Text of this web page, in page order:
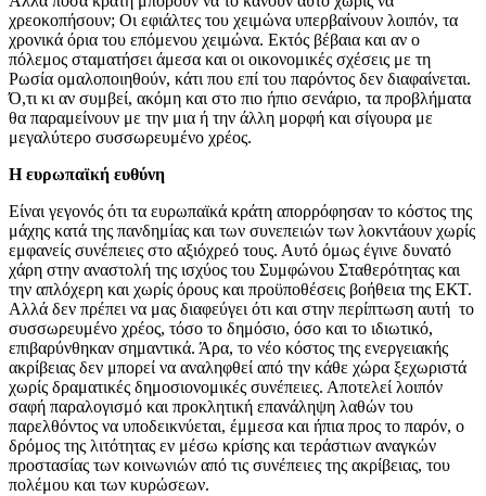
χρεοκοπήσουν; Οι εφιάλτες του χειμώνα υπερβαίνουν λοιπόν, τα
χρονικά όρια του επόμενου χειμώνα. Εκτός βέβαια και αν ο
πόλεμος σταματήσει άμεσα και οι οικονομικές σχέσεις με τη
Ρωσία ομαλοποιηθούν, κάτι που επί του παρόντος δεν διαφαίνεται.
Ό,τι κι αν συμβεί, ακόμη και στο πιο ήπιο σενάριο, τα προβλήματα
θα παραμείνουν με την μια ή την άλλη μορφή και σίγουρα με
μεγαλύτερο συσσωρευμένο χρέος.
Η ευρωπαϊκή ευθύνη
Είναι γεγονός ότι τα ευρωπαϊκά κράτη απορρόφησαν το κόστος της
μάχης κατά της πανδημίας και των συνεπειών των λοκντάουν χωρίς
εμφανείς συνέπειες στο αξιόχρεό τους. Αυτό όμως έγινε δυνατό
χάρη στην αναστολή της ισχύος του Συμφώνου Σταθερότητας και
την απλόχερη και χωρίς όρους και προϋποθέσεις βοήθεια της ΕΚΤ.
Αλλά δεν πρέπει να μας διαφεύγει ότι και στην περίπτωση αυτή το
συσσωρευμένο χρέος, τόσο το δημόσιο, όσο και το ιδιωτικό,
επιβαρύνθηκαν σημαντικά. Άρα, το νέο κόστος της ενεργειακής
ακρίβειας δεν μπορεί να αναληφθεί από την κάθε χώρα ξεχωριστά
χωρίς δραματικές δημοσιονομικές συνέπειες. Αποτελεί λοιπόν
σαφή παραλογισμό και προκλητική επανάληψη λαθών του
παρελθόντος να υποδεικνύεται, έμμεσα και ήπια προς το παρόν, ο
δρόμος της λιτότητας εν μέσω κρίσης και τεράστιων αναγκών
προστασίας των κοινωνιών από τις συνέπειες της ακρίβειας, του
πολέμου και των κυρώσεων.